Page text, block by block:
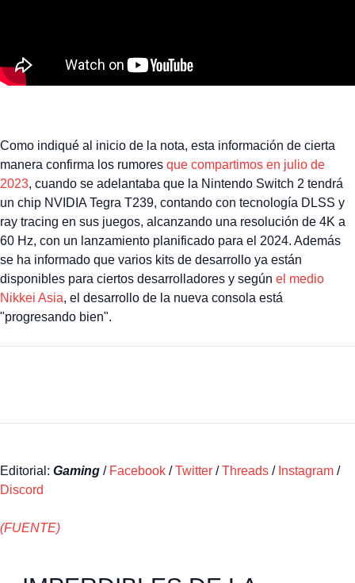
Como indiqué al inicio de la nota, esta información de cierta
manera confirma los rumores que compartimos en julio de
2023, cuando se adelantaba que la Nintendo Switch 2 tendrá
un chip NVIDIA Tegra T239, contando con tecnología DLSS y
ray tracing en sus juegos, alcanzando una resolución de 4K a
60 Hz, con un lanzamiento planificado para el 2024. Además
se ha informado que varios kits de desarrollo ya están
disponibles para ciertos desarrolladores y según el medio
Nikkei Asia, el desarrollo de la nueva consola está
"progresando bien".
Editorial: Gaming / Facebook /Twitter /Threads / Instagram /
Discord
(FUENTE)